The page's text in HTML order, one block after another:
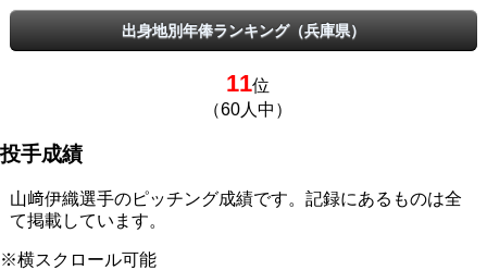
出身地別年俸ランキング（兵庫県）
11位
（60人中）
投手成績
山﨑伊織選手のピッチング成績です。記録にあるものは全
て掲載しています。
※横スクロール可能